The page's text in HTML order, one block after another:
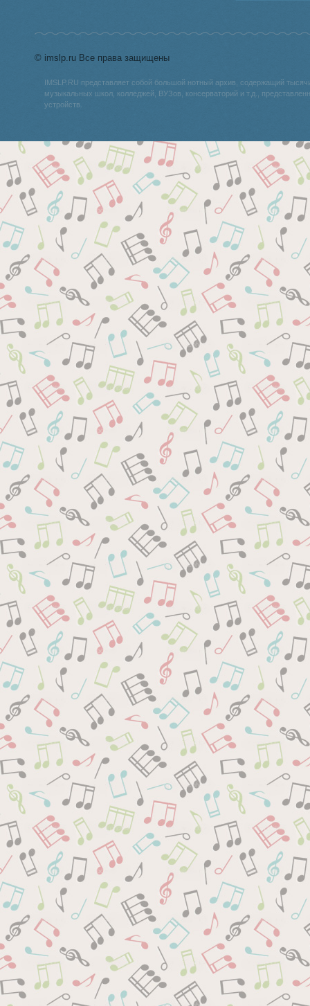
© imslp.ru Все права защищены
IMSLP.RU представляет собой большой нотный архив, содержащий
музыкальных школ, колледжей, ВУЗов, консерваторий и т.д.,
устройств.